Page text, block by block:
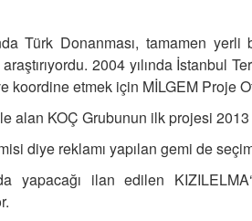
Türk Donanması, tamamen
2004 yılında İstanbul
koordine etmek için MİLGEM Proje
alan KOÇ Grubunun ilk projesi 2013
diye reklamı yapılan gemi de
yapacağı ilan edilen